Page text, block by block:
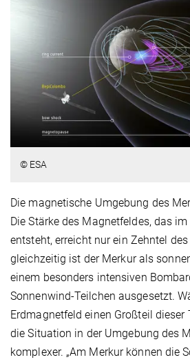
© ESA
Die magnetische Umgebung des
Die Stärke des Magnetfeldes, das
entsteht, erreicht nur ein Zehntel
gleichzeitig ist der Merkur als
einem besonders intensiven
Sonnenwind-Teilchen ausgesetzt.
Erdmagnetfeld einen Großteil
die Situation in der Umgebung des
komplexer. „Am Merkur können die